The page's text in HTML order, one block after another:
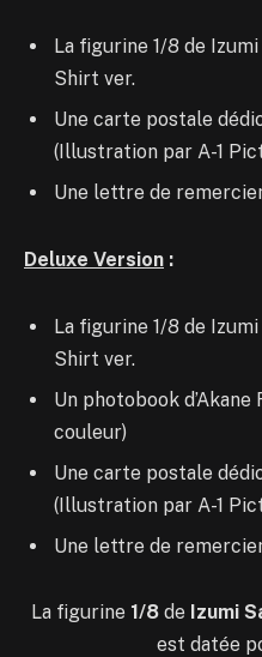
La figurine 1/8 de
Shirt ver.
Une carte postale
(Illustration par A-1
Une lettre de
Deluxe Version :
La figurine 1/8 de
Shirt ver.
Un photobook
couleur)
Une carte postale
(Illustration par A-1
Une lettre de
La figurine 1/8 de Izumi
est datée